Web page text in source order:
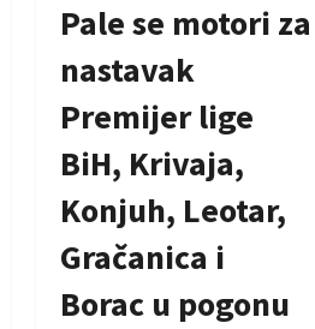
Pale se motori za
nastavak
Premijer lige
BiH, Krivaja,
Konjuh, Leotar,
Gračanica i
Borac u pogonu